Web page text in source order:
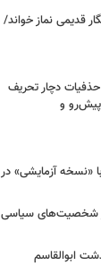
قدیمی نماز خواند/
دچار تحریف
و
«نسخه آزمایشی» در
شخصیت‌های سیاسی
ابوالقاسم